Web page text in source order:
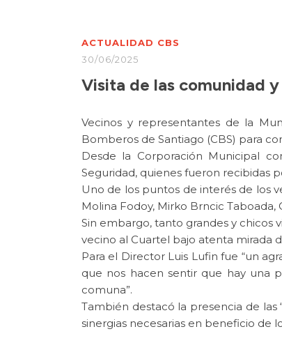
ACTUALIDAD CBS
30/06/2025
Visita de las comunidad
Vecinos y representantes de la
Bomberos de Santiago (CBS) para
Desde la Corporación Municipal
Seguridad, quienes fueron recibidas
Uno de los puntos de interés de los
Molina Fodoy, Mirko Brncic Taboada,
Sin embargo, tanto grandes y chicos
vecino al Cuartel bajo atenta mirada
Para el Director Luis Lufin fue “un
que nos hacen sentir que hay una
comuna”.
También destacó la presencia de
sinergias necesarias en beneficio de